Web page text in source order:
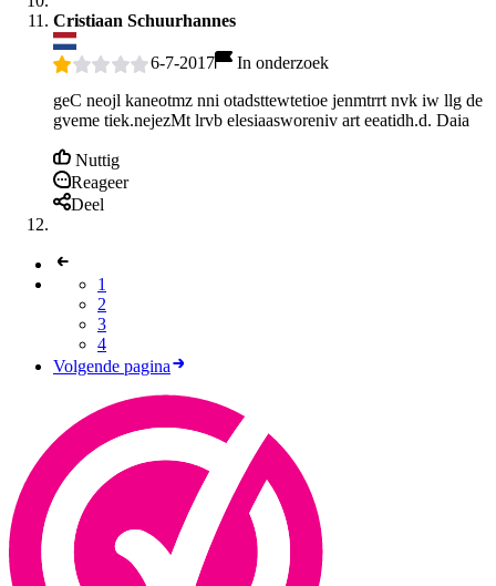
Cristiaan Schuurhannes
6-7-2017 In onderzoek
geC neojl kaneotmz nni otadsttewtetioe jenmtrrt nvk iw llg de
gveme tiek.nejezMt lrvb elesiaasworeniv art eeatidh.d. Daia
Nuttig
Reageer
Deel
1
2
3
4
Volgende pagina